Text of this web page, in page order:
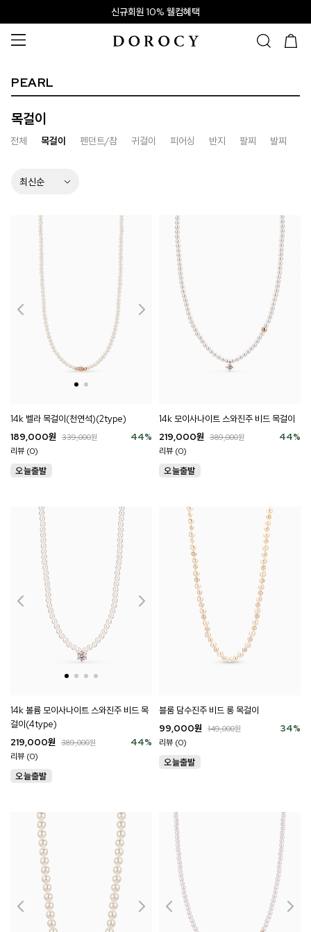
신규회원 10% 웰컴혜택
PEARL
목걸이
전체 목걸이 펜던트/참 귀걸이 피어싱 반지 팔찌 발찌
14k 벨라 목걸이(천연석)(2type)
44%
189,000원 339,000원
리뷰 (0)
14k 모이사나이트 스와진주 비드 목걸이
44%
219,000원 389,000원
리뷰 (0)
14k 볼륨 모이사나이트 스와진주 비드 목
걸이(4type)
44%
219,000원 389,000원
리뷰 (0)
블룸 담수진주 비드 롱 목걸이
34%
99,000원 149,000원
리뷰 (0)